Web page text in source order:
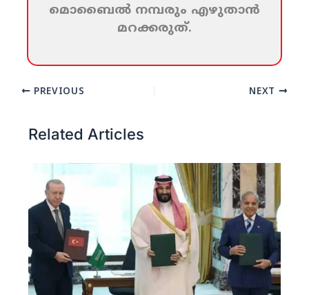
മൊബൈല്‍ നമ്പരും എഴുതാന്‍
മറക്കരുത്‌.
PREVIOUS NEXT
Related Articles